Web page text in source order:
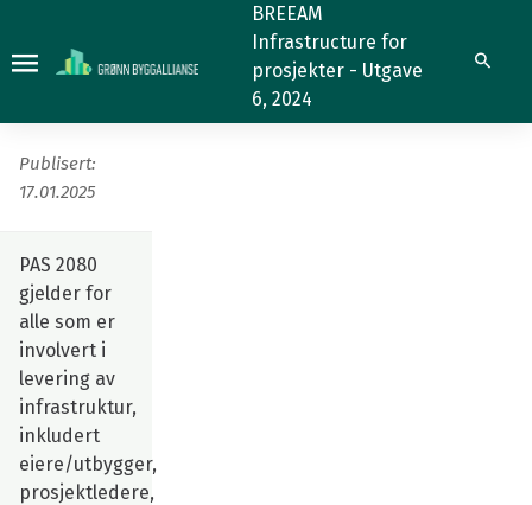
(7.2.1)
BREEAM
Infrastructure for
prosjekter - Utgave
6, 2024
Søk
Klimagassledelse
Publisert:
17.01.2025
PAS 2080
gjelder for
alle som er
involvert i
levering av
infrastruktur,
inkludert
eiere/utbygger,
prosjektledere,